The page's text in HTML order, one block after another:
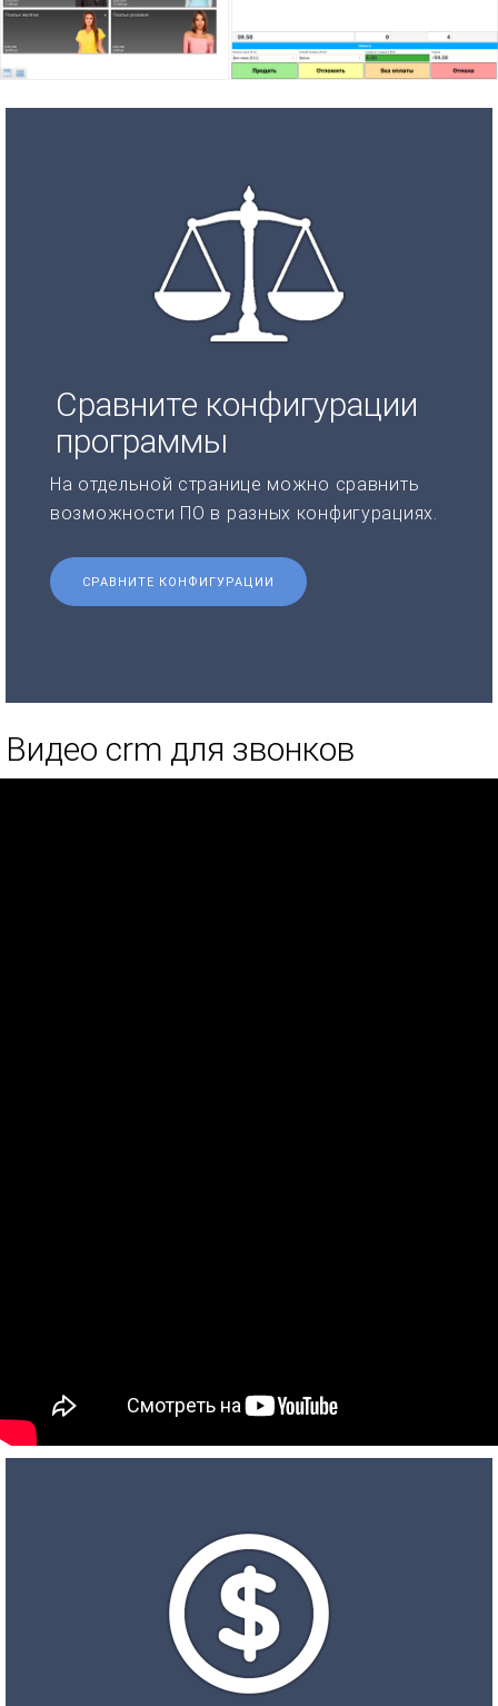
Сравните конфигурации
программы
На отдельной странице можно сравнить
возможности ПО в разных конфигурациях.
СРАВНИТЕ КОНФИГУРАЦИИ
Видео crm для звонков